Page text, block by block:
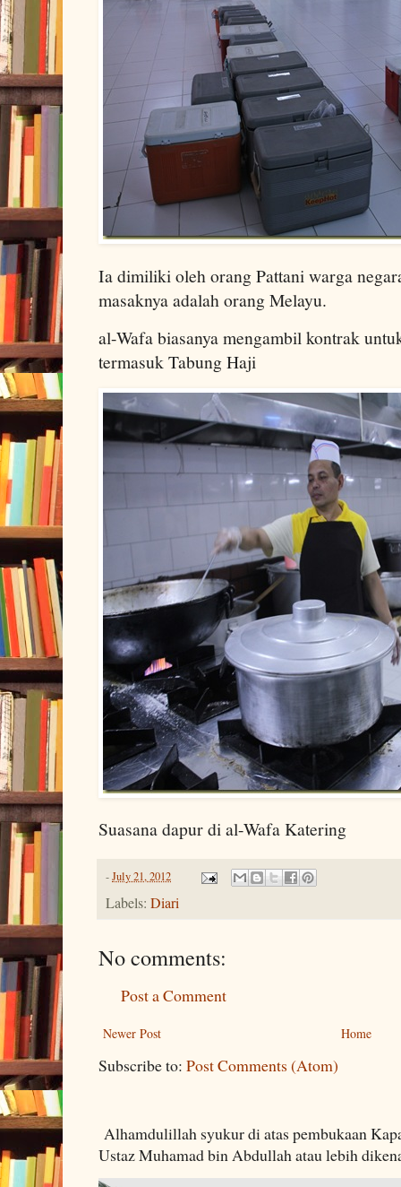
Ia dimiliki oleh orang Pattani warga
masaknya adalah orang Melayu.
al-Wafa biasanya mengambil kontrak
termasuk Tabung Haji
Suasana dapur di al-Wafa Katering
-July 21, 2012
Labels: Diari
No comments:
Post a Comment
Newer Post Home
Subscribe to: Post Comments (Atom)
Alhamdulillah syukur di atas pembukaan
Ustaz Muhamad bin Abdullah atau lebih